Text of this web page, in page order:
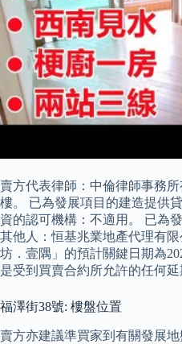
賣方代表律師：中倫律師事務
樓。 已為發展項目的建造提供
資的認可機構：不適用。 已為
其他人：恒基兆業地產代理有
坊．壹隅」的預計關鍵日期為
是受到買賣合約所允許的任何延
福澤街38號: 樓盤位置
賣方亦建議準買家到有關發展